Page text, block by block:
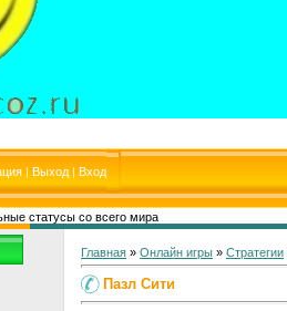
| Выход | Вход
статусы со всего мира
Главная » Онлайн игры » Стратегии
Пазл Сити